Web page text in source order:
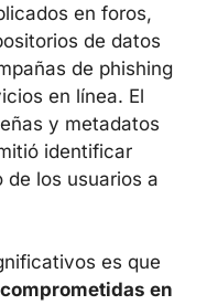
conjuntos
en foros,
de
campañas de
en servicios en
contraseñas y
permitió
de los
es